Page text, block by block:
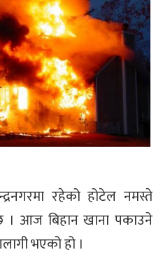
रहेको होटेल नमस्ते
आज बिहान खाना पकाउने
भएको हो ।